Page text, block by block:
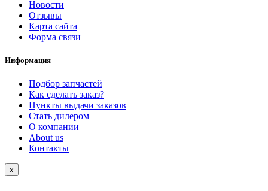
Новости
Отзывы
Карта сайта
Форма связи
Информация
Подбор запчастей
Как сделать заказ?
Пункты выдачи заказов
Стать дилером
О компании
About us
Контакты
x